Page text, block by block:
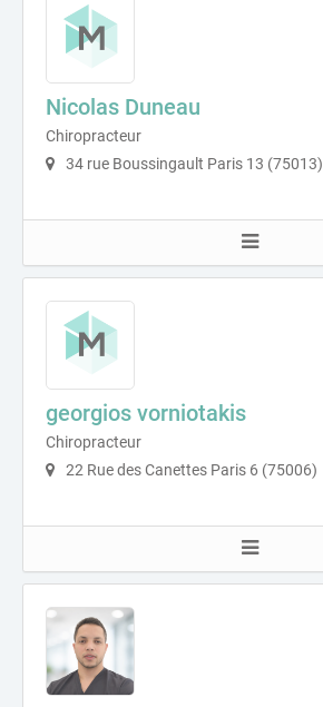
Nicolas Duneau
Chiropracteur
34 rue Boussingault Paris 13 (75013)
georgios vorniotakis
Chiropracteur
22 Rue des Canettes Paris 6 (75006)